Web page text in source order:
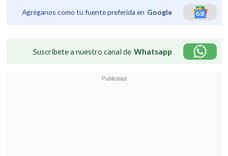
Agréganos como tu fuente preferida en Google
Suscríbete a nuestro canal de Whatsapp